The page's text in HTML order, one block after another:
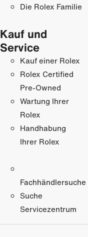
Die Rolex Familie
Kauf und
Service
Kauf einer Rolex
Rolex Certified
Pre-Owned
Wartung Ihrer
Rolex
Handhabung
Ihrer Rolex
Fachhändlersuche
Suche
Servicezentrum